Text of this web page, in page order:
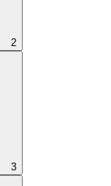
2
3